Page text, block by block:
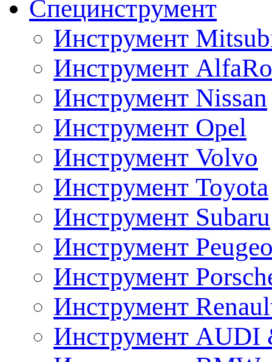
Специнструмент
Инструмент
Инструмент
Инструмент Nissan
Инструмент Opel
Инструмент Volvo
Инструмент Toyota
Инструмент Subaru
Инструмент
Инструмент
Инструмент
Инструмент AUDI